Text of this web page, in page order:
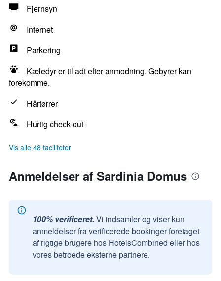
Fjernsyn
Internet
Parkering
Kæledyr er tilladt efter anmodning. Gebyrer kan
forekomme.
Hårtørrer
Hurtig check-out
Vis alle 48 faciliteter
Anmeldelser af Sardinia Domus
100% verificeret. Vi indsamler og viser kun
anmeldelser fra verificerede bookinger foretaget
af rigtige brugere hos HotelsCombined eller hos
vores betroede eksterne partnere.